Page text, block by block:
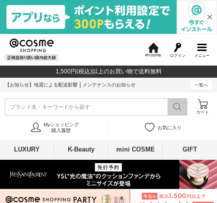
メニュー
ログイン
c
o
1,500円(税込)以上のお買い物で送料無料
【お知らせ】 地震による配送影響 メンテナンスのお知らせ 一覧へ
ブランド名・キーワードから探す
カート
Myショッピング
購入履歴
お気に入り
LUXURY K-Beauty mini COSME GIFT